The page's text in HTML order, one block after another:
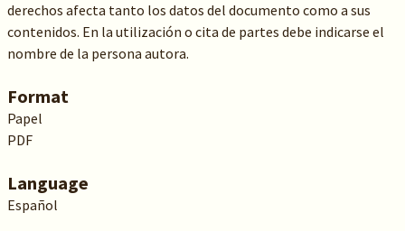
derechos afecta tanto los datos del documento como a sus
contenidos. En la utilización o cita de partes debe indicarse el
nombre de la persona autora.
Format
Papel
PDF
Language
Español